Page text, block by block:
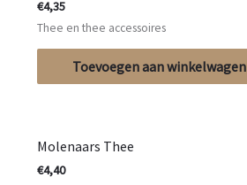
€4,35
Thee en thee accessoires
Toevoegen aan winkelwagen
Molenaars Thee
€4,40